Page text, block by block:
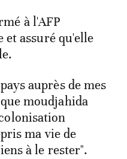
à l'AFP
assuré qu'elle
auprès de mes
moudjahida
ma vie de
à le rester".